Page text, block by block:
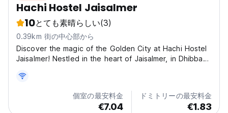
Hachi Hostel Jaisalmer
10とても素晴らしい(3)
0.39km 街の中心部から
Discover the magic of the Golden City at Hachi Hostel
Jaisalmer! Nestled in the heart of Jaisalmer, in Dhibba
and cozy haven for travelers seeking an authentic
Indian experience. Imagine yourself exploring...
個室の最安料金
€7.04
ドミトリーの最安料金
€1.83